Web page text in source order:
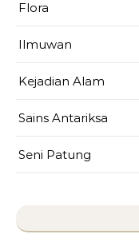
Flora
Ilmuwan
Kejadian Alam
Sains Antariksa
Seni Patung